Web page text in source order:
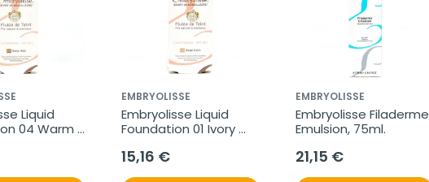
Liquid
04 Warm
EMBRYOLISSE
Embryolisse Liquid
Foundation 01 Ivory
15,16 €
EMBRYOLISSE
Embryolisse Filaderme
Emulsion, 75ml.
21,15 €